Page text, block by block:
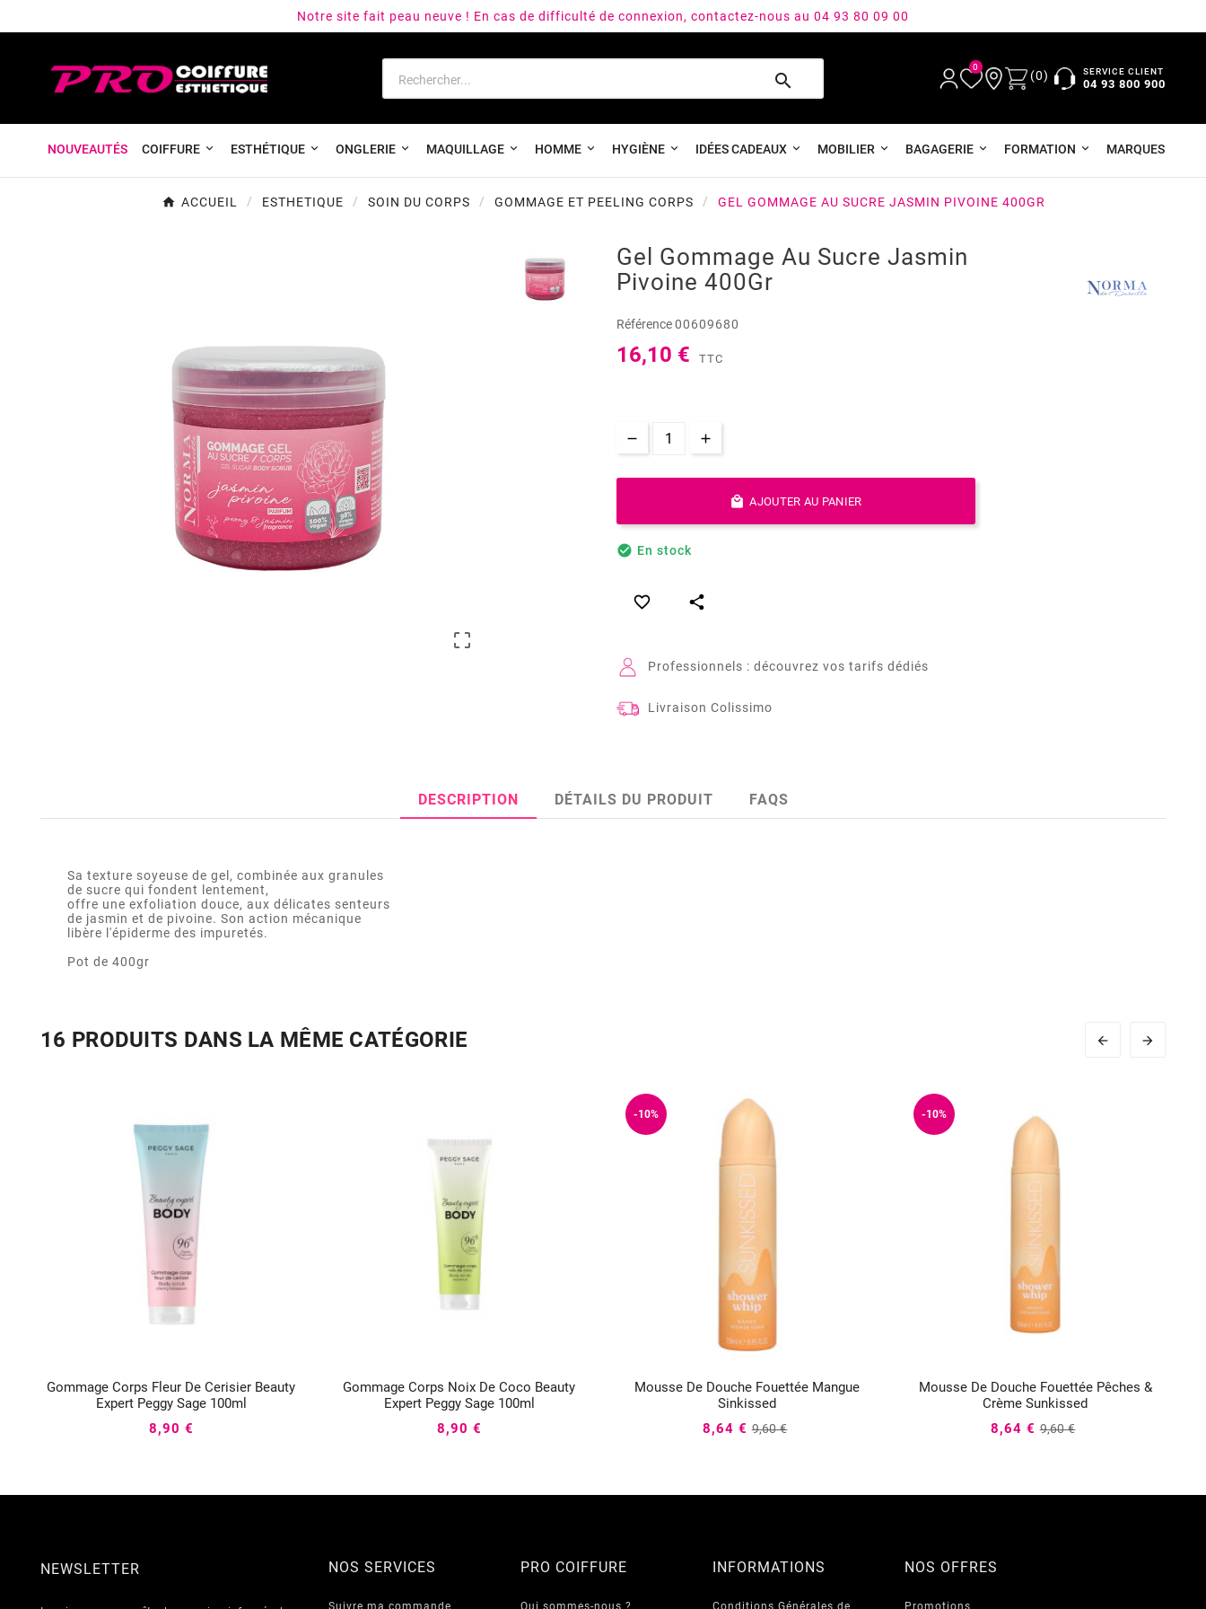
Notre site fait peau neuve ! En cas de difficulté de connexion, contactez-nous au 04 93 80 09 00

0
(0) SERVICE CLIENT
04 93 800 900
NOUVEAUTÉS COIFFURE ESTHÉTIQUE ONGLERIE MAQUILLAGE HOMME HYGIÈNE IDÉES CADEAUX MOBILIER BAGAGERIE FORMATION MARQUES
ACCUEIL ESTHETIQUE SOIN DU CORPS GOMMAGE ET PEELING CORPS GEL GOMMAGE AU SUCRE JASMIN PIVOINE 400GR

Gel Gommage Au Sucre Jasmin
Pivoine 400Gr
Référence00609680
16,10 € TTC
 AJOUTER AU PANIER
 En stock
 
Professionnels : découvrez vos tarifs dédiés
Livraison Colissimo
DESCRIPTION DÉTAILS DU PRODUIT FAQS
Sa texture soyeuse de gel, combinée aux granules
de sucre qui fondent lentement,
offre une exfoliation douce, aux délicates senteurs
de jasmin et de pivoine. Son action mécanique
libère l'épiderme des impuretés.
Pot de 400gr
16 PRODUITS DANS LA MÊME CATÉGORIE  
Gommage Corps Fleur De Cerisier Beauty
Expert Peggy Sage 100ml
  
8,90 €
Gommage Corps Noix De Coco Beauty
Expert Peggy Sage 100ml
  
8,90 €
-10%
Mousse De Douche Fouettée Mangue
Sinkissed

8,64 € 9,60 €
-10%
Mousse De Douche Fouettée Pêches &
Crème Sunkissed
  
8,64 € 9,60 €
NEWSLETTER NOS SERVICES
Suivre ma commande
PRO COIFFURE
Qui sommes-nous ?
INFORMATIONS
Conditions Générales de
NOS OFFRES
Promotions